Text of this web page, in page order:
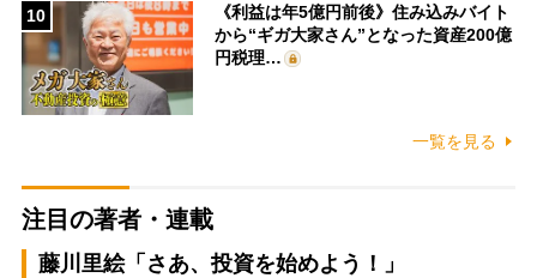
10
《利益は年5億円前後》住み込みバイト
から“ギガ大家さん”となった資産200億
円税理…
一覧を見る
注目の著者・連載
藤川里絵「さあ、投資を始めよう！」